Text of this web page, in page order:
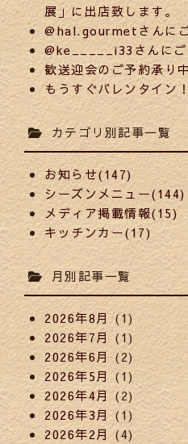
展」に出店致します。
@hal.gourmetさんに
@ke_____i33さんにご
歓送迎会のご予約承り
もうすぐバレンタイン！
カテゴリ別記事一覧
お知らせ(147)
シーズンメニュー(144)
メディア掲載情報(15)
キッチンカー(17)
月別記事一覧
2026年8月(1)
2026年7月 (1)
2026年6月(2)
2026年5月(1)
2026年4月 (2)
2026年3月 (1)
2026年2月 (4)